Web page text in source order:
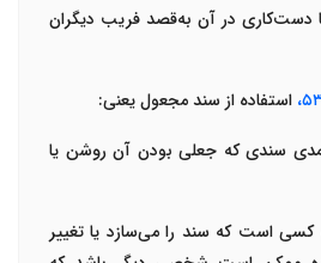
دست‌کاری در آن به‌قصد فریب دیگران
، استفاده از سند مجعولیعنی:
عمدی سندی که جعلی بودن آن روشن یا
کسی است که سند را می‌سازد یا تغییر